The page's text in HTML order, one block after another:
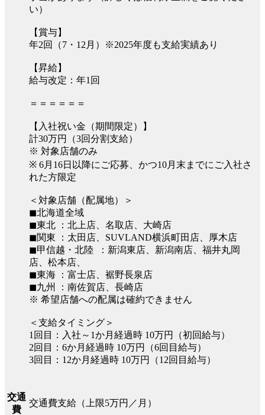
い）
【賞与】
年2回（7・12月）※2025年度も支給実績あり
【昇給】
給与改定：年1回
＝＝＝＝＝＝
【入社祝い金（期間限定）】
計30万円（3回分割支給）
※ 対象店舗のみ
※ 6月16日以降にご応募、かつ10月末までにご入社さ
れた方限定
＜対象店舗（配属地）＞
◼︎北海道全域
◼︎東北 ：北上店、名取店、大崎店
◼︎関東 ：太田店、SUVLAND横浜町田店、厚木店
◼︎甲信越・北陸 ：新潟東店、新潟南店、福井丸岡
店、松本店、
◼︎東海 ：富士店、裾野長泉店
◼︎九州 ：南佐賀店、長崎店
※ 希望店舗への配属は確約できません
＜支給タイミング＞
1回目：入社～1か月経過時 10万円（初回給与）
2回目：6か月経過時 10万円（6回目給与）
3回目：12か月経過時 10万円（12回目給与）
交通
費
交通費支給（上限5万円／月）